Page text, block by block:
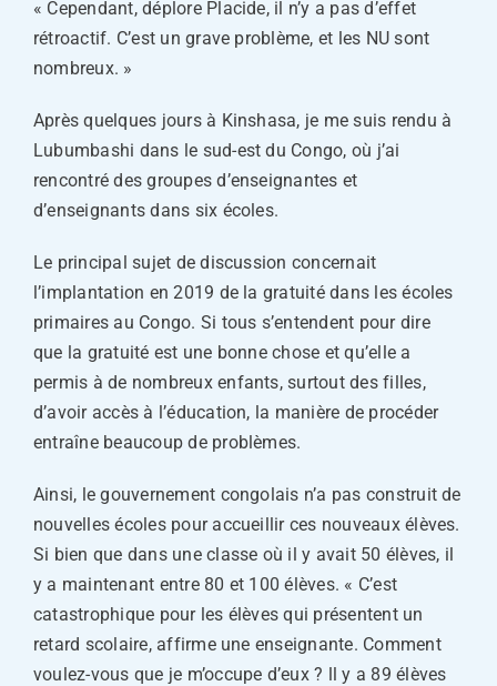
« Cependant, déplore Placide, il n’y a pas d’effet
rétroactif. C’est un grave problème, et les NU sont
nombreux. »
Après quelques jours à Kinshasa, je me suis rendu à
Lubumbashi dans le sud-est du Congo, où j’ai
rencontré des groupes d’enseignantes et
d’enseignants dans six écoles.
Le principal sujet de discussion concernait
l’implantation en 2019 de la gratuité dans les écoles
primaires au Congo. Si tous s’entendent pour dire
que la gratuité est une bonne chose et qu’elle a
permis à de nombreux enfants, surtout des filles,
d’avoir accès à l’éducation, la manière de procéder
entraîne beaucoup de problèmes.
Ainsi, le gouvernement congolais n’a pas construit de
nouvelles écoles pour accueillir ces nouveaux élèves.
Si bien que dans une classe où il y avait 50 élèves, il
y a maintenant entre 80 et 100 élèves. « C’est
catastrophique pour les élèves qui présentent un
retard scolaire, affirme une enseignante. Comment
voulez-vous que je m’occupe d’eux ? ll y a 89 élèves